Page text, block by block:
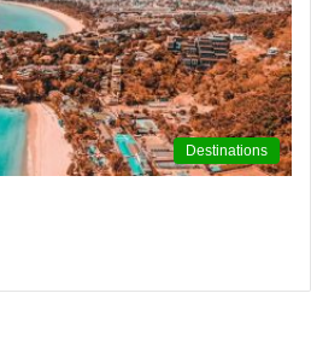
Destinations